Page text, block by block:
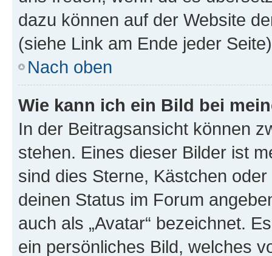
dazu können auf der Website
(siehe Link am Ende jeder
Nach oben
Wie kann ich ein Bild bei
In der Beitragsansicht können
stehen. Eines dieser Bilder ist
sind dies Sterne, Kästchen
deinen Status im Forum
auch als „Avatar“ bezeichnet.
ein persönliches Bild, welches